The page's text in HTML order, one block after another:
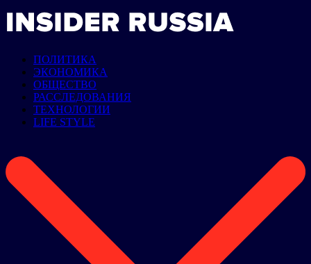
ПОЛИТИКА
ЭКОНОМИКА
ОБЩЕСТВО
РАССЛЕДОВАНИЯ
ТЕХНОЛОГИИ
LIFE STYLE